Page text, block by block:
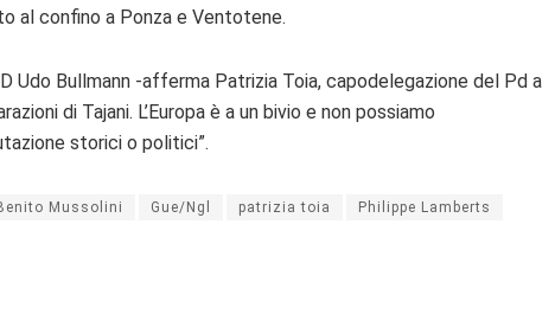
al confino a Ponza e Ventotene.
Udo Bullmann -afferma Patrizia Toia, capodelegazione del Pd a
di Tajani. L’Europa è a un bivio e non possiamo
storici o politici”.
Mussolini Gue/Ngl patrizia toia Philippe Lamberts